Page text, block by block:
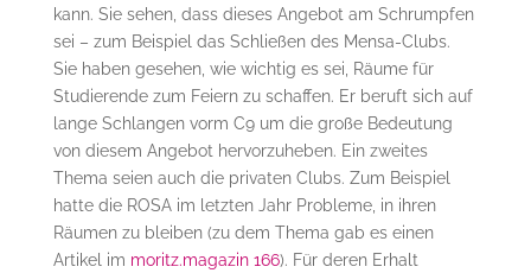
kann. Sie sehen, dass dieses Angebot am Schrumpfen
sei – zum Beispiel das Schließen des Mensa-Clubs.
Sie haben gesehen, wie wichtig es sei, Räume für
Studierende zum Feiern zu schaffen. Er beruft sich auf
lange Schlangen vorm C9 um die große Bedeutung
von diesem Angebot hervorzuheben. Ein zweites
Thema seien auch die privaten Clubs. Zum Beispiel
hatte die ROSA im letzten Jahr Probleme, in ihren
Räumen zu bleiben (zu dem Thema gab es einen
Artikel im moritz.magazin 166). Für deren Erhalt